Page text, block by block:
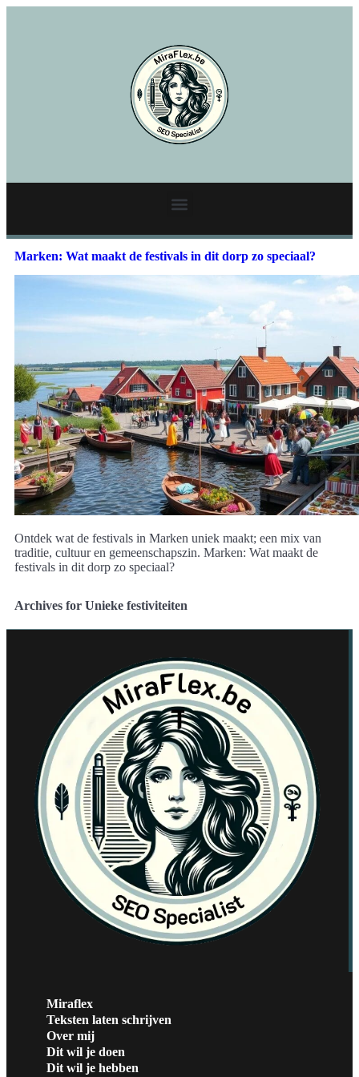
Marken: Wat maakt de festivals in dit dorp zo speciaal?
Ontdek wat de festivals in Marken uniek maakt; een mix van
traditie, cultuur en gemeenschapszin. Marken: Wat maakt de
festivals in dit dorp zo speciaal?
Archives for Unieke festiviteiten
Miraflex
Teksten laten schrijven
Over mij
Dit wil je doen
Dit wil je hebben